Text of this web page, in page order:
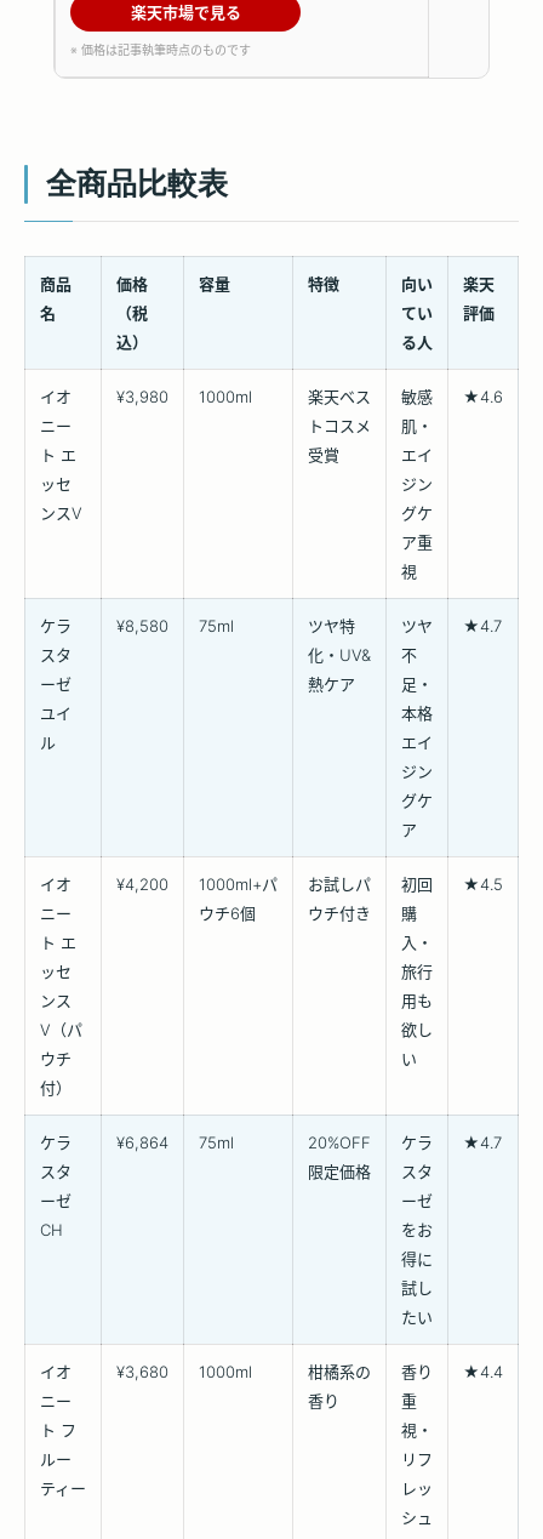
楽天市場で見る
※ 価格は記事執筆時点のものです
全商品比較表
商品
名
価格
（税
込）
容量 特徴
向い
てい
る人
楽天
評価
イオ
ニー
ト エ
ッセ
ンスV
¥3,980 1000ml
楽天ベス
トコスメ
受賞
敏感
肌・
エイ
ジン
グケ
ア重
視
★4.6
ケラ
スタ
ーゼ
ユイ
ル
¥8,580 75ml
ツヤ特
化・UV&
熱ケア
ツヤ
不
足・
本格
エイ
ジン
グケ
ア
★4.7
イオ
ニー
ト エ
ッセ
ンス
V（パ
ウチ
付）
¥4,200
1000ml+パ
ウチ6個
お試しパ
ウチ付き
初回
購
入・
旅行
用も
欲し
い
★4.5
ケラ
スタ
ーゼ
CH
¥6,864 75ml
20%OFF
限定価格
ケラ
スタ
ーゼ
をお
得に
試し
たい
★4.7
イオ
ニー
ト フ
ルー
ティー
¥3,680 1000ml
柑橘系の
香り
香り
重
視・
リフ
レッ
シュ
★4.4